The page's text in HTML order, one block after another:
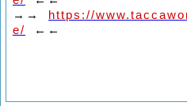
→→ https://
e/
←←